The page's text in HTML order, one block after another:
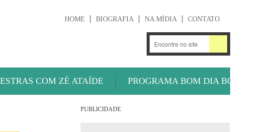
HOME BIOGRAFIA NA MÍDIA CONTATO
COM ZÉ ATAÍDE PROGRAMA BOM DIA BOLA
PUBLICIDADE